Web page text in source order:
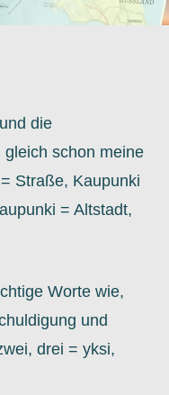
die
schon meine
Straße, Kaupunki
= Altstadt,
Worte wie,
und
drei = yksi,